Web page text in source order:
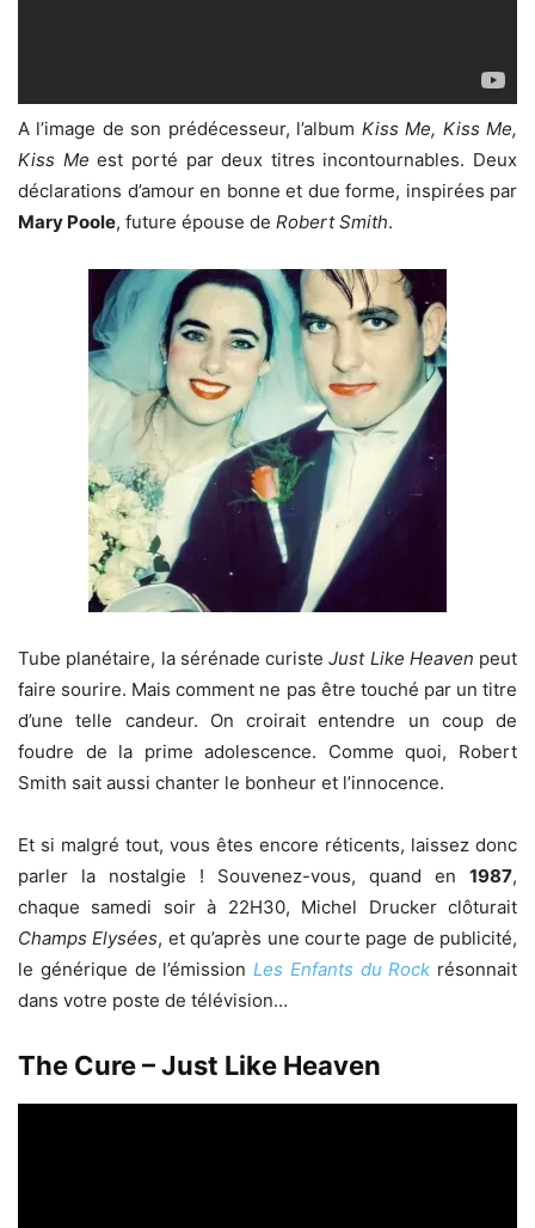
A l’image de son prédécesseur, l’album Kiss Me, Kiss Me,
Kiss Me est porté par deux titres incontournables. Deux
déclarations d’amour en bonne et due forme, inspirées par
Mary Poole, future épouse de Robert Smith.
Tube planétaire, la sérénade curisteJust Like Heaven peut
faire sourire. Mais comment ne pas être touché par un titre
d’une telle candeur. On croirait entendre un coup de
foudre de la prime adolescence. Comme quoi, Robert
Smith sait aussi chanter le bonheur et l’innocence.
Et si malgré tout, vous êtes encore réticents, laissez donc
parler la nostalgie ! Souvenez-vous, quand en 1987,
chaque samedi soir à 22H30, Michel Drucker clôturait
Champs Elysées, et qu’après une courte page de publicité,
le générique de l’émission Les Enfants du Rock résonnait
dans votre poste de télévision…
The Cure – Just Like Heaven